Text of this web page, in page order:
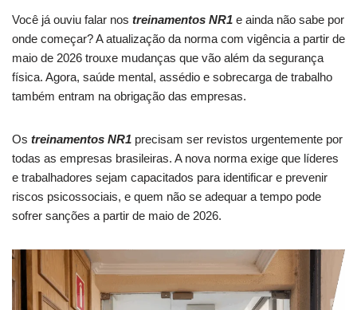
Você já ouviu falar nos treinamentos NR1 e ainda não sabe por
onde começar? A atualização da norma com vigência a partir de
maio de 2026 trouxe mudanças que vão além da segurança
física. Agora, saúde mental, assédio e sobrecarga de trabalho
também entram na obrigação das empresas.
Os treinamentos NR1 precisam ser revistos urgentemente por
todas as empresas brasileiras. A nova norma exige que líderes
e trabalhadores sejam capacitados para identificar e prevenir
riscos psicossociais, e quem não se adequar a tempo pode
sofrer sanções a partir de maio de 2026.